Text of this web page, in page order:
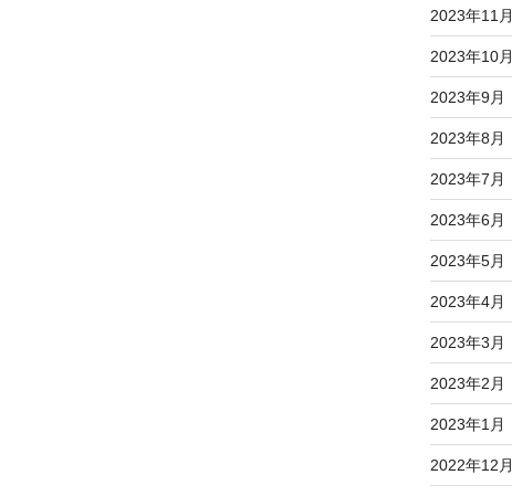
2023年11月
2023年10月
2023年9月
2023年8月
2023年7月
2023年6月
2023年5月
2023年4月
2023年3月
2023年2月
2023年1月
2022年12月